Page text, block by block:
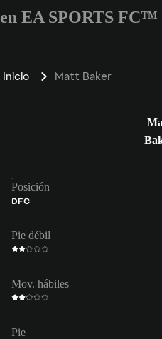
en EA SPORTS FC™
Inicio Matt Baker
Posición
DFC
Pie débil
Mov. hábiles
Pie